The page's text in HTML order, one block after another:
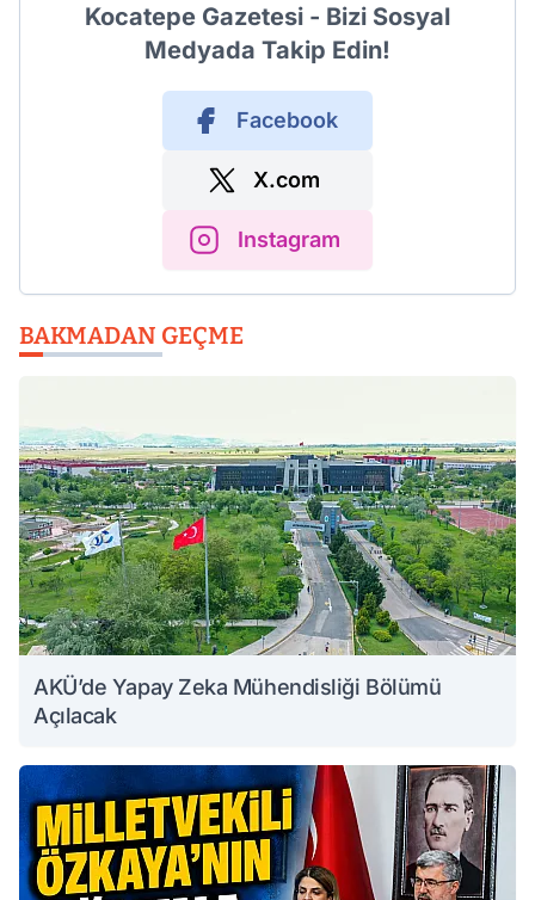
Kocatepe Gazetesi - Bizi Sosyal
Medyada Takip Edin!
Facebook
X.com
Instagram
BAKMADAN GEÇME
AKÜ’de Yapay Zeka Mühendisliği Bölümü
Açılacak